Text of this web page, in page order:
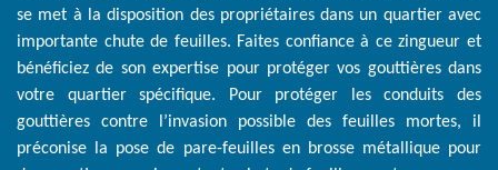
se met à la disposition des propriétaires dans un quartier avec
importante chute de feuilles. Faites confiance à ce zingueur et
bénéficiez de son expertise pour protéger vos gouttières dans
votre quartier spécifique. Pour protéger les conduits des
gouttières contre l’invasion possible des feuilles mortes, il
préconise la pose de pare-feuilles en brosse métallique pour